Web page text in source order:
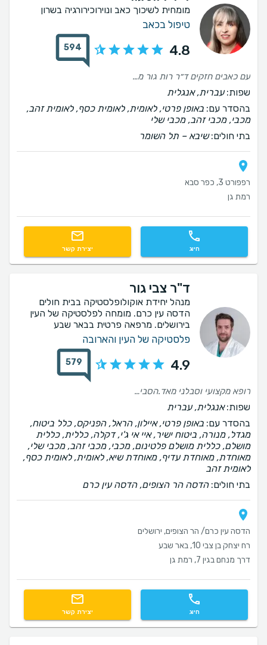
מומחית לשיכוך כאב ונוירוכירורגיה בשרון
טיפול בכאב
4.8
594
עם כאבים חזקים ד״ר רות גור מקצועית, מרגיעה, דואגת ונותנת מענה גם כששאר הרופאים כבר ויתרו. מומלצת בחום
שפות:עברית, אנגלית
בהסדר עם: באופן פרטי, לאומית, לאומית כסף, לאומית זהב,
מכבי, מכבי זהב, מכבי שלי
בתי חולים:שיבא – תל השומר
רפפורט 3, כפר סבא
רמת גן
חיוג יצירת קשר
ד"ר צבי גור
מנהל יחידת אוקולופלסטיקה בבית חולים
הדסה עין כרם. מומחה לפלסטיקה של העין
בירושלים. מרפאה פרטית בבאר שבע
פלסטיקה של העין והארובה
4.9
579
רופא מקצועי וסבלני מאד.הסביר את ההליך הרפואי בפירוט רב.
שפות:אנגלית, עברית
בהסדר עם: באופן פרטי, איילון, הראל, הפניקס, כלל ביטוח,
מגדל, מנורה, ביטוח ישיר, איי אי ג'י, דקלה, כללית, כללית
מושלם, כללית מושלם פלטינום, מכבי, מכבי זהב, מכבי שלי,
מאוחדת, מאוחדת עדיף, מאוחדת שיא, לאומית, לאומית כסף,
לאומית זהב
בתי חולים:הדסה הר הצופים, הדסה עין כרם
הדסה עין כרם/ הר הצופים, ירושלים
רח יצחק בן צבי 10, באר שבע
דרך מנחם בגין 7, רמת גן
חיוג יצירת קשר